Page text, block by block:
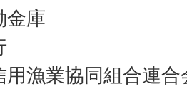
金庫
用漁業協同組合連合